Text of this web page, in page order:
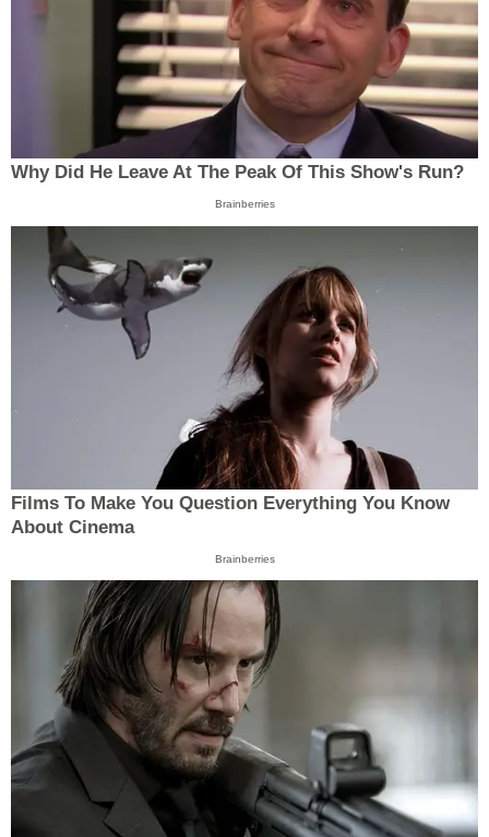
Why Did He Leave At The Peak Of This Show's Run?
Brainberries
Films To Make You Question Everything You Know
About Cinema
Brainberries